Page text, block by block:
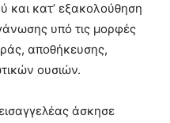
και κατ’ εξακολούθηση
υπό τις μορφές
αποθήκευσης,
ουσιών.
άσκησε